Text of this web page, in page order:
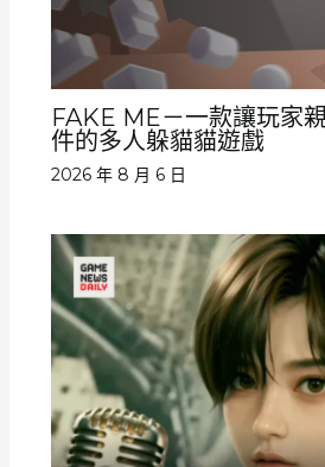
FAKE ME－一款讓玩家
件的多人躲貓貓遊戲
2026 年 8 月 6 日